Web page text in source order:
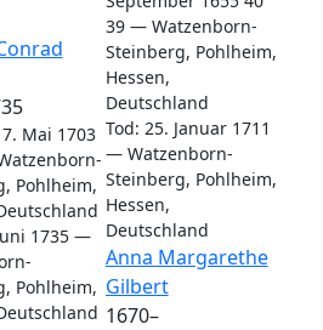
Verknüpfungen
Verknüpfungen
Mai 1703
Pohlheim,
1735—
Pohlheim,
39 — Watzenborn-
Steinberg, Pohlheim,
Hessen,
Deutschland
Tod: 25. Januar 1711
— Watzenborn-
Steinberg, Pohlheim,
Hessen,
Deutschland
Anna Margarethe
Gilbert
1670–